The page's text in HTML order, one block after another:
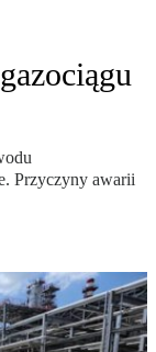
Przyczyny awarii